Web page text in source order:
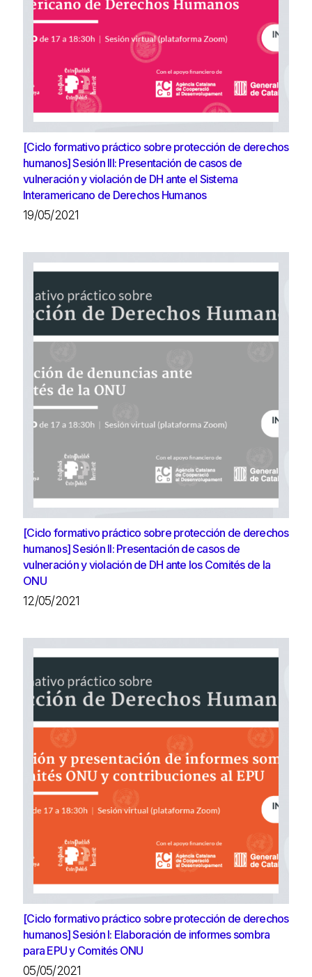
[Ciclo formativo práctico sobre protección de derechos
humanos] Sesión III: Presentación de casos de
vulneración y violación de DH ante el Sistema
Interamericano de Derechos Humanos
19/05/2021
[Ciclo formativo práctico sobre protección de derechos
humanos] Sesión II: Presentación de casos de
vulneración y violación de DH ante los Comités de la
ONU
12/05/2021
[Ciclo formativo práctico sobre protección de derechos
humanos] Sesión I: Elaboración de informes sombra
para EPU y Comités ONU
05/05/2021